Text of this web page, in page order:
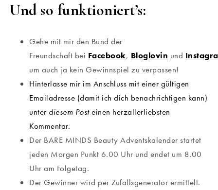
Und so funktioniert’s:
Gehe mit mir den Bund der
Freundschaft bei Facebook, Bloglovin und
um auch ja kein Gewinnspiel zu verpassen!
Hinterlasse mir im Anschluss mit einer gültigen
Emailadresse (damit ich dich benachrichtigen kann)
unter diesem Posteinen herzallerliebsten
Kommentar.
Der BARE MINDS Beauty Adventskalender startet
jeden Morgen Punkt 6.00 Uhr und endet um 8.00
Uhr am Folgetag.
Der Gewinner wird per Zufallsgenerator ermittelt.